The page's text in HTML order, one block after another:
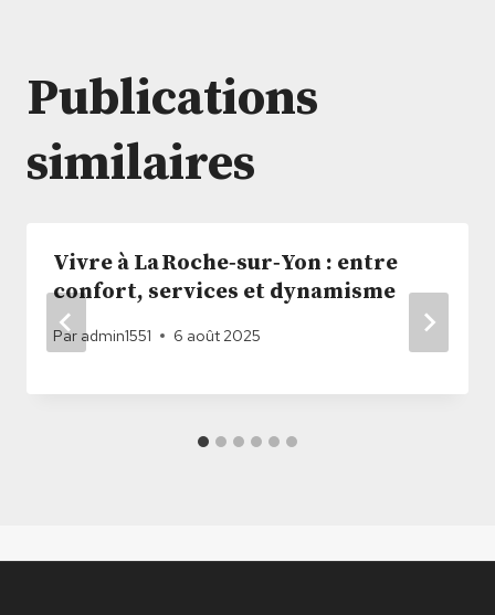
Publications
similaires
Vivre à La Roche‑sur‑Yon : entre
confort, services et dynamisme
Par admin1551 6 août 2025